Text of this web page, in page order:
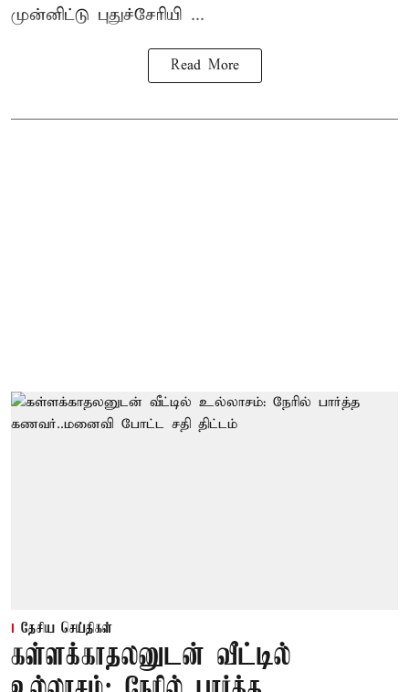
முன்னிட்டு புதுச்சேரியி ...
Read More
தேசிய செய்திகள்
கள்ளக்காதலனுடன் வீட்டில்